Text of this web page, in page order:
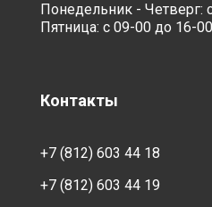
Понедельник - Четверг:
Пятница: с 09-00 до 16-00
Контакты
+7 (812) 603 44 18
+7 (812) 603 44 19